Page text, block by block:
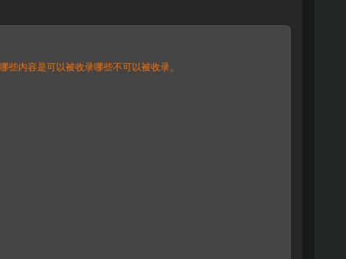
些内容是可以被收录哪些不可以被收录。